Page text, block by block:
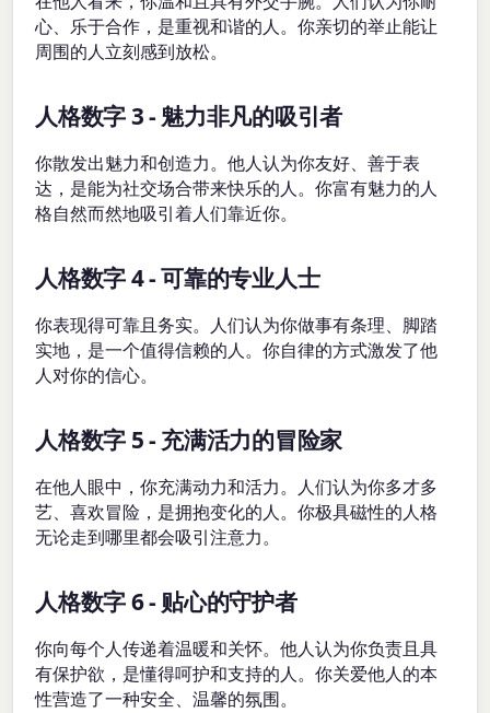
心、乐于合作，是重视和谐的人。你亲切的举止能让
周围的人立刻感到放松。
人格数字 3 - 魅力非凡的吸引者
你散发出魅力和创造力。他人认为你友好、善于表
达，是能为社交场合带来快乐的人。你富有魅力的人
格自然而然地吸引着人们靠近你。
人格数字 4 - 可靠的专业人士
你表现得可靠且务实。人们认为你做事有条理、脚踏
实地，是一个值得信赖的人。你自律的方式激发了他
人对你的信心。
人格数字 5 - 充满活力的冒险家
在他人眼中，你充满动力和活力。人们认为你多才多
艺、喜欢冒险，是拥抱变化的人。你极具磁性的人格
无论走到哪里都会吸引注意力。
人格数字 6 - 贴心的守护者
你向每个人传递着温暖和关怀。他人认为你负责且具
有保护欲，是懂得呵护和支持的人。你关爱他人的本
性营造了一种安全、温馨的氛围。